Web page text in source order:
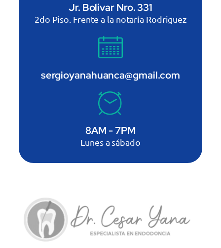
Jr. Bolivar Nro. 331
2do Piso. Frente a la notaría Rodriguez
sergioyanahuanca@gmail.com
8AM - 7PM
Lunes a sábado